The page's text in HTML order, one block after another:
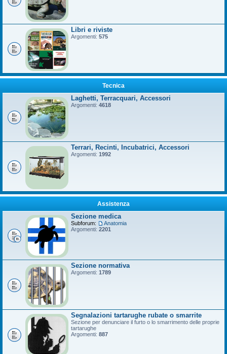
Libri e riviste
Argomenti: 575
Tecnica
Laghetti, Terracquari, Accessori
Argomenti: 4618
Terrari, Recinti, Incubatrici, Accessori
Argomenti: 1992
Assistenza
Sezione medica
Subforum:
Anatomia
Argomenti: 2201
Sezione normativa
Argomenti: 1789
Segnalazioni tartarughe rubate o smarrite
Sezione per denunciare il furto o lo smarrimento delle proprie
tartarughe
Argomenti: 887